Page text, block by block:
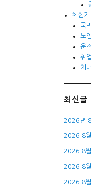
체험기
국
노
운
취
치
최신글
2026년 8
2026 8월
2026 8월
2026 8
2026 8월